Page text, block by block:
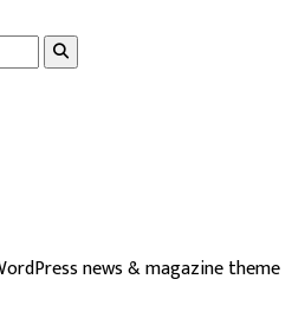
news & magazine theme